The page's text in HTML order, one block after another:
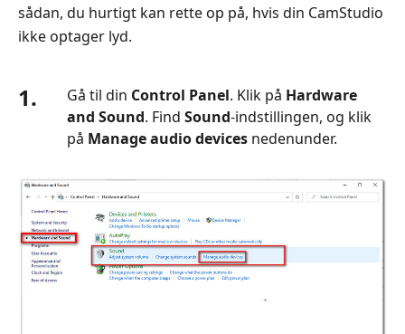
sådan, du hurtigt kan rette op på, hvis din CamStudio
ikke optager lyd.
1. Gå til din Control Panel. Klik på Hardware
and Sound. Find Sound-indstillingen, og klik
på Manage audio devices nedenunder.